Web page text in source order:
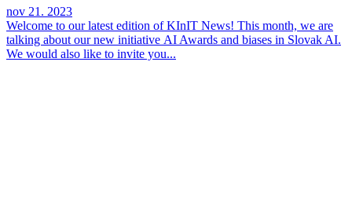
nov 21. 2023
Welcome to our latest edition of KInIT News! This month, we are
talking about our new initiative AI Awards and biases in Slovak AI.
We would also like to invite you...